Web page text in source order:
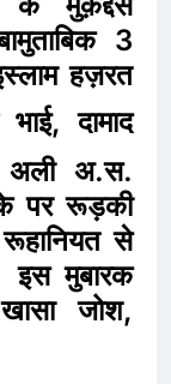
3
हज़रत
अली अ.स.
पर रूड़की
से
इस मुबारक
जोश,